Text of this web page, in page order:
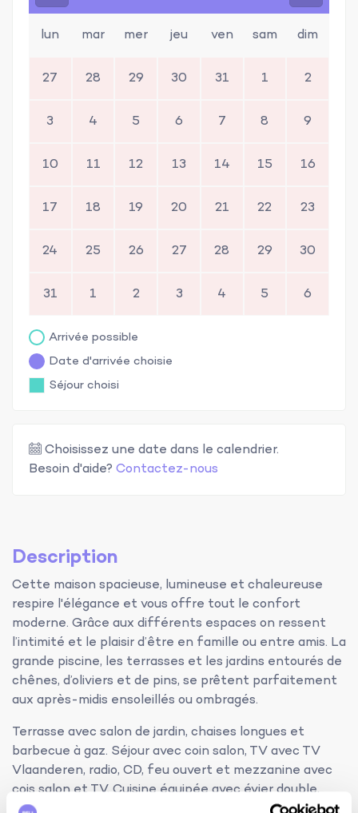
lun mar mer jeu ven sam dim
27 28 29 30 31 1 2
3 4 5 6 7 8 9
10 11 12 13 14 15 16
17 18 19 20 21 22 23
24 25 26 27 28 29 30
31 1 2 3 4 5 6
Arrivée possible
Date d'arrivée choisie
Séjour choisi
Choisissez une date dans le calendrier.
Besoin d'aide? Contactez-nous
Description
Cette maison spacieuse, lumineuse et chaleureuse
respire l'élégance et vous offre tout le confort
moderne. Grâce aux différents espaces on ressent
l’intimité et le plaisir d’être en famille ou entre amis. La
grande piscine, les terrasses et les jardins entourés de
chênes, d’oliviers et de pins, se prêtent parfaitement
aux après-midis ensoleillés ou ombragés.
Terrasse avec salon de jardin, chaises longues et
barbecue à gaz. Séjour avec coin salon, TV avec TV
Vlaanderen, radio, CD, feu ouvert et mezzanine avec
cois salon et TV. Cuisine équipée avec évier double,
grand réfrigérateur Américain, cuisinière, four, four à